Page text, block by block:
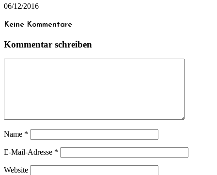
06/12/2016
Keine Kommentare
Kommentar schreiben
Name *
E-Mail-Adresse *
Website